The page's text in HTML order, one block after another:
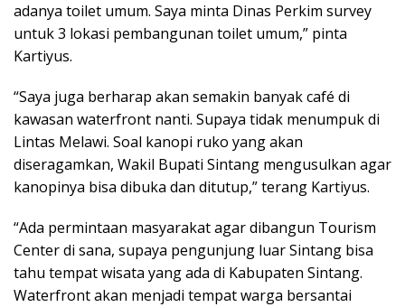
adanya toilet umum. Saya minta Dinas Perkim survey
untuk 3 lokasi pembangunan toilet umum,” pinta
Kartiyus.
“Saya juga berharap akan semakin banyak café di
kawasan waterfront nanti. Supaya tidak menumpuk di
Lintas Melawi. Soal kanopi ruko yang akan
diseragamkan, Wakil Bupati Sintang mengusulkan agar
kanopinya bisa dibuka dan ditutup,” terang Kartiyus.
“Ada permintaan masyarakat agar dibangun Tourism
Center di sana, supaya pengunjung luar Sintang bisa
tahu tempat wisata yang ada di Kabupaten Sintang.
Waterfront akan menjadi tempat warga bersantai